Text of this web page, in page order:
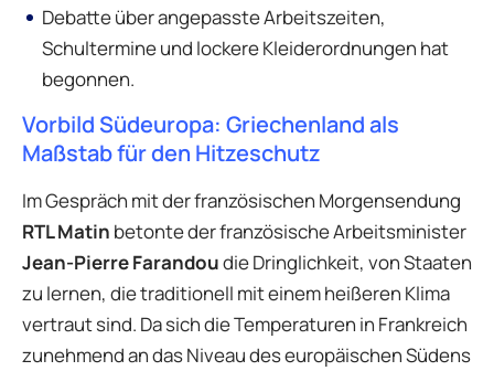
Debatte über angepasste Arbeitszeiten,
Schultermine und lockere Kleiderordnungen hat
begonnen.
Vorbild Südeuropa: Griechenland als
Maßstab für den Hitzeschutz
Im Gespräch mit der französischen Morgensendung
RTL Matin betonte der französische Arbeitsminister
Jean-Pierre Farandoudie Dringlichkeit, von Staaten
zu lernen, die traditionell mit einem heißeren Klima
vertraut sind. Da sich die Temperaturen in Frankreich
zunehmend an das Niveau des europäischen Südens